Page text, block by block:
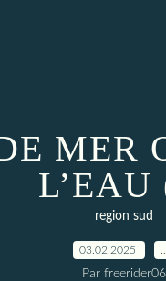
MER
L’EAU
region sud
03.02.2025
Par freerider06